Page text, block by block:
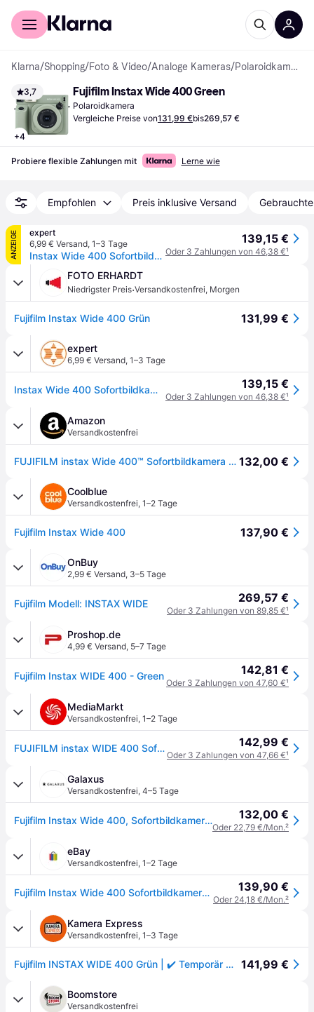
Für Shopper
Klarna/Shopping/Foto & Video/Analoge Kameras/ Polaroidkameras
3,7
+4
Fujifilm Instax Wide 400 Green
Polaroidkamera
Vergleiche Preise von131,99 €bis269,57 €
Probiere flexible Zahlungen mit Lerne wie
Empfohlen Preis inklusive Versand
ANZEIGE
expert
6,99 € Versand, 1–3 Tage
Instax Wide 400 Sofortbildkamera
139,15 €
Oder 3 Zahlungen von 46,38 €¹
FOTO ERHARDT
Niedrigster Preis·Versandkostenfrei, Morgen
Fujifilm Instax Wide 400 Grün 131,99 €
expert
6,99 € Versand, 1–3 Tage
Instax Wide 400 Sofortbildkamera 139,15 €
Oder 3 Zahlungen von 46,38 €¹
Amazon
Versandkostenfrei
FUJIFILM instax Wide 400™ Sofortbildkamera | Analoge Instantkamera für große Sofortbilder mit Selbstauslöser & Selfie-Funktion – Retro-Design, ideal für Partys, Reisen & Erinnerungen | Green 132,00 €
Coolblue
Versandkostenfrei, 1–2 Tage
Fujifilm Instax Wide 400 137,90 €
OnBuy
2,99 € Versand, 3–5 Tage
Fujifilm Modell: INSTAX WIDE 269,57 €
Oder 3 Zahlungen von 89,85 €¹
Proshop.de
4,99 € Versand, 5–7 Tage
Fujifilm Instax WIDE 400 - Green 142,81 €
Oder 3 Zahlungen von 47,60 €¹
MediaMarkt
Versandkostenfrei, 1–2 Tage
FUJIFILM instax WIDE 400 Sofortbildkamera, Green 142,99 €
Oder 3 Zahlungen von 47,66 €¹
Galaxus
Versandkostenfrei, 4–5 Tage
Fujifilm Instax Wide 400, Sofortbildkamera, Grün 132,00 €
Oder 22,79 €/Mon.²
eBay
Versandkostenfrei, 1–2 Tage
Fujifilm Instax Wide 400 Sofortbildkamera Für Große Fotos, Robust & Einfach, Neu 139,90 €
Oder 24,18 €/Mon.²
Kamera Express
Versandkostenfrei, 1–3 Tage
Fujifilm INSTAX WIDE 400 Grün | ✔️ Temporär mit Kostenlose Geschenkbox i.W.v. 160 € 141,99 €
Boomstore
Versandkostenfrei